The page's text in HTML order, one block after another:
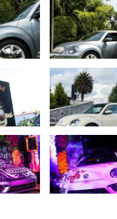
AUTO TESTY
TEST: Dacia Duster
praktický
Daniel Balucha júl 31,